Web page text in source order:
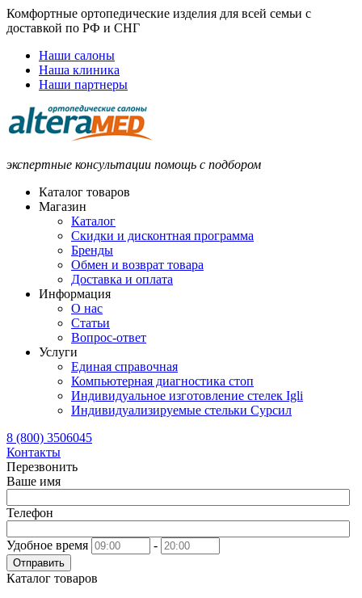
Комфортные ортопедические изделия для всей семьи с
доставкой по РФ и СНГ
Наши салоны
Наша клиника
Наши партнеры
экспертные консультации помощь с подбором
Каталог товаров
Магазин
Каталог
Скидки и дисконтная программа
Бренды
Обмен и возврат товара
Доставка и оплата
Информация
О нас
Статьи
Вопрос-ответ
Услуги
Единая справочная
Компьютерная диагностика стоп
Индивидуальное изготовление стелек Igli
Индивидуализируемые стельки Сурсил
8 (800) 3506045
Контакты
Перезвонить
Ваше имя
Телефон
Удобное время -
Отправить
Каталог товаров